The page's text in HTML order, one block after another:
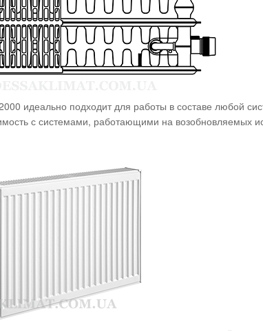
идеально подходит для работы в составе любой
с системами, работающими на возобновляемых